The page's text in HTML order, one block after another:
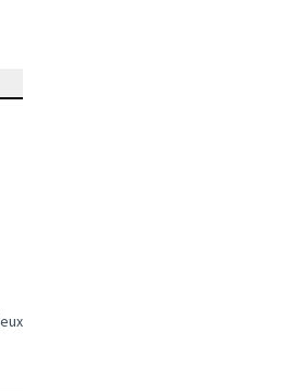
de la catégorie : Rapides et furieux